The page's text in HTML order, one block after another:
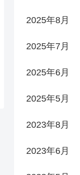
2025年8月
2025年7月
2025年6月
2025年5月
2023年8月
2023年6月